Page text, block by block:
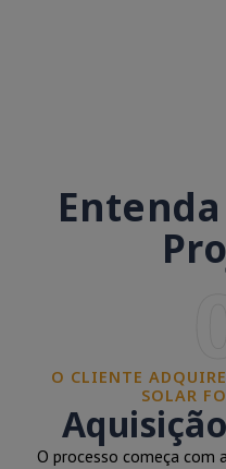
O CLIENTE
SOLAR
O processo começa com